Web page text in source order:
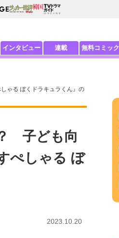
インタビュー 連載 無料コミック
ゃる ぼくドラキュラくん』の
子ども向
ぺしゃる ぼ
2023.10.20